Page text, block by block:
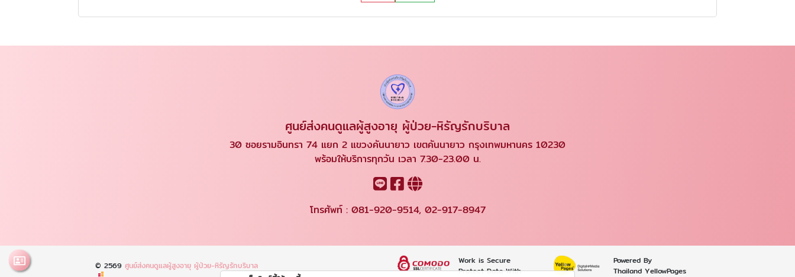
ศูนย์ส่งคนดูแลผู้สูงอายุ ผู้ป่วย-หิรัญรักบริบาล
30 ซอยรามอินทรา 74 แยก 2 แขวงคันนายาว เขตคันนายาว กรุงเทพมหานคร 10230
พร้อมให้บริการทุกวัน เวลา 7.30-23.00 น.
โทรศัพท์ : 081-920-9514, 02-917-8947
© 2569ศูนย์ส่งคนดูแลผู้สูงอายุ ผู้ป่วย-หิรัญรักบริบาล
Work is Secure
Protect Data With
Powered By
Thailand YellowPages